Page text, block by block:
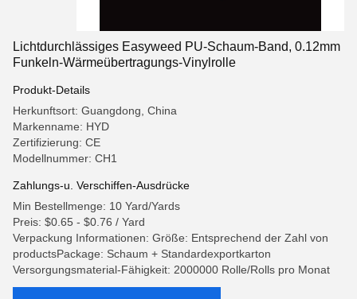
Lichtdurchlässiges Easyweed PU-Schaum-Band, 0.12mm
Funkeln-Wärmeübertragungs-Vinylrolle
Produkt-Details
Herkunftsort: Guangdong, China
Markenname: HYD
Zertifizierung: CE
Modellnummer: CH1
Zahlungs-u. Verschiffen-Ausdrücke
Min Bestellmenge: 10 Yard/Yards
Preis: $0.65 - $0.76 / Yard
Verpackung Informationen: Größe: Entsprechend der Zahl von
productsPackage: Schaum + Standardexportkarton
Versorgungsmaterial-Fähigkeit: 2000000 Rolle/Rolls pro Monat